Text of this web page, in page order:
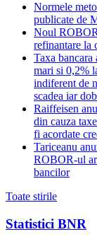
Normele
publicate de
Noul
refinantare la
Taxa
mari si 0,2%
indiferent de
scadea iar
Raiffeisen
din cauza
fi acordate
Tariceanu
ROBOR-ul
bancilor
Toate stirile
Statistici BNR